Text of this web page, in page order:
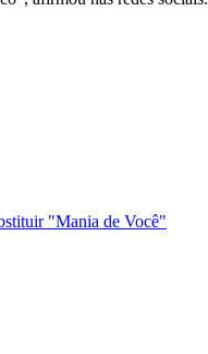
"Mania de Você"